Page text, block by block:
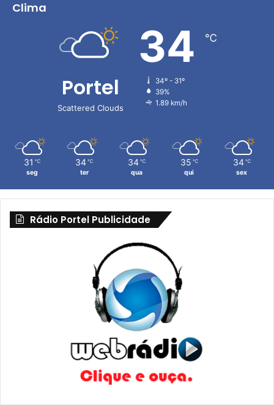
Clima
Portel
Scattered Clouds
34 ℃
34º - 31º
39%
1.89 km/h
31 ℃
seg
34 ℃
ter
34 ℃
qua
35 ℃
qui
34 ℃
sex
Rádio Portel Publicidade